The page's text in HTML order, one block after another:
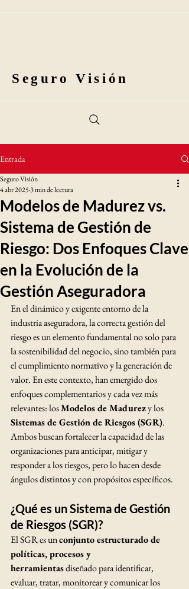
Seguro Visión
Entrada
Modelos de Madurez vs.
Sistema de Gestión de
Riesgo: Dos Enfoques Clave
en la Evolución de la
Gestión Aseguradora
Seguro Visión
4 abr 20253 min de lectura
En el dinámico y exigente entorno de la
industria aseguradora, la correcta gestión del
riesgo es un elemento fundamental no solo para
la sostenibilidad del negocio, sino también para
el cumplimiento normativo y la generación de
valor. En este contexto, han emergido dos
enfoques complementarios y cada vez más
relevantes: los Modelos de Madurez y los
Sistemas de Gestión de Riesgos (SGR).
Ambos buscan fortalecer la capacidad de las
organizaciones para anticipar, mitigar y
responder a los riesgos, pero lo hacen desde
ángulos distintos y con propósitos específicos.
¿Qué es un Sistema de Gestión
de Riesgos (SGR)?
El SGR es un conjunto estructurado de
políticas, procesos y
herramientas diseñado para identificar,
evaluar, tratar, monitorear y comunicar los